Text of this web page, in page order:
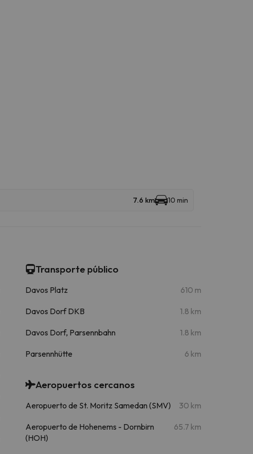
7.6 km 10 min
Transporte público
Davos Platz 610 m
Davos Dorf DKB 1.8 km
Davos Dorf, Parsennbahn 1.8 km
Parsennhütte 6 km
Aeropuertos cercanos
Aeropuerto de St. Moritz Samedan (SMV) 30 km
Aeropuerto de Hohenems - Dornbirn
(HOH)
65.7 km